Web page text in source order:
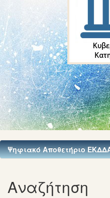
Ψηφιακό Αποθετήριο
Αναζήτηση